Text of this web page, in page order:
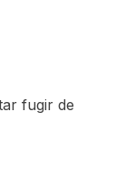
fugir de